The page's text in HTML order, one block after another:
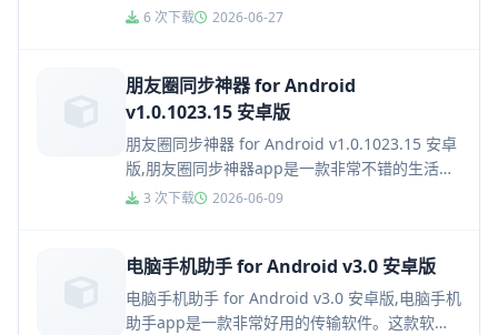
能全面的浏览器插件，它融合了多种知名网站的
6 次下载 2026-06-27
朋友圈同步神器 for Android
v1.0.1023.15 安卓版
朋友圈同步神器 for Android v1.0.1023.15 安卓
版,朋友圈同步神器app是一款非常不错的生活工
具类手机软件，朋友圈同步神器作为一个能...
3 次下载 2026-06-09
电脑手机助手 for Android v3.0 安卓版
电脑手机助手 for Android v3.0 安卓版,电脑手机
助手app是一款非常好用的传输软件。这款软件